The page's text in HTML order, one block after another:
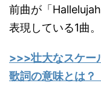
前曲が「
表現している1曲。
>>>壮大なスケー
歌詞の意味とは？